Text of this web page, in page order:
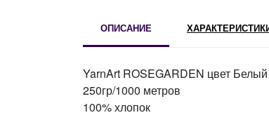
ОПИСАНИЕ
YarnArt ROSEGARDEN цвет
250гр/1000 метров
100% хлопок